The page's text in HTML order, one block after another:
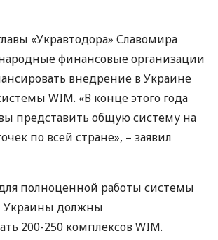
«Укравтодора» Славомира
финансовые организации
внедрение в Украине
WIM. «В конце этого года
представить общую систему на
по всей стране», – заявил
полноценной работы системы
Украины должны
200-250 комплексовWIM.